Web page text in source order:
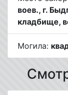
воев., г.
кладбище,
Могила: